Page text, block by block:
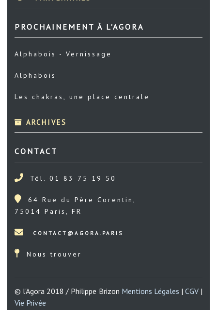
PROCHAINEMENT À L'AGORA
Alphabois - Vernissage
Alphabois
Les chakras, une place centrale
ARCHIVES
CONTACT
Tél. 01 83 75 19 50
64 Rue du Père Corentin,
75014 Paris, FR
Nous trouver
© l'Agora 2018 / Philippe Brizon Mentions Légales | CGV|
Vie Privée